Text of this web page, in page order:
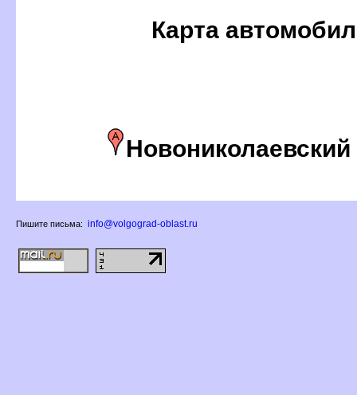
Карта
Новониколаевский
Пишите письма: info@volgograd-oblast.ru